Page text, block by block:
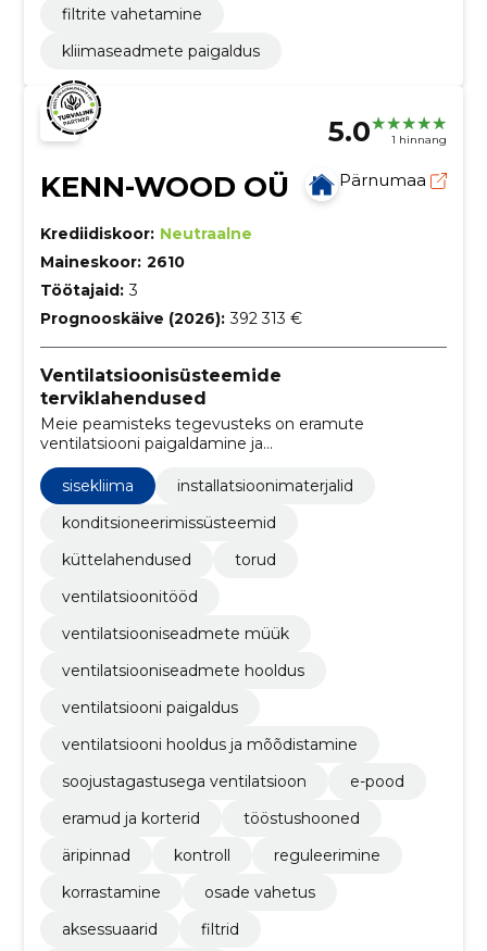
filtrite vahetamine
kliimaseadmete paigaldus
5.0 1 hinnang
KENN-WOOD OÜ Pärnumaa
Krediidiskoor: Neutraalne
Maineskoor: 2610
Töötajaid: 3
Prognooskäive (2026): 392 313 €
Ventilatsioonisüsteemide
terviklahendused
Meie peamisteks tegevusteks on eramute
ventilatsiooni paigaldamine ja
ventilatsioonisüsteemide terviklahendused.
sisekliima
installatsioonimaterjalid
konditsioneerimissüsteemid
küttelahendused
torud
ventilatsioonitööd
ventilatsiooniseadmete müük
ventilatsiooniseadmete hooldus
ventilatsiooni paigaldus
ventilatsiooni hooldus ja mõõdistamine
soojustagastusega ventilatsioon
e-pood
eramud ja korterid
tööstushooned
äripinnad
kontroll
reguleerimine
korrastamine
osade vahetus
aksessuaarid
filtrid